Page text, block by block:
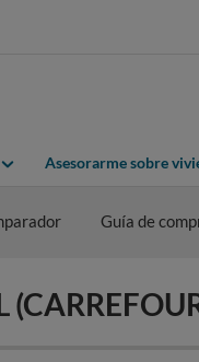
Asesorarme sobre
Guía de